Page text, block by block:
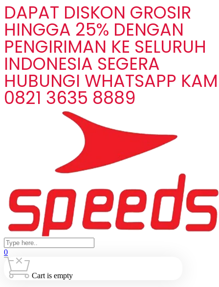
DAPAT DISKON GROSIR
HINGGA 25% DENGAN
PENGIRIMAN KE SELURUH
INDONESIA SEGERA
HUBUNGI WHATSAPP
0821 3635 8889
0
Cart is empty